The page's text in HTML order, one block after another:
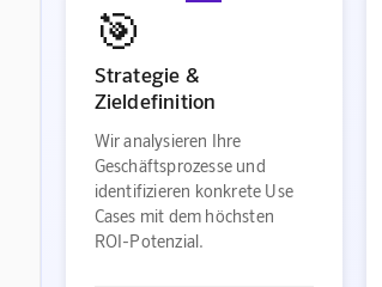
🎯
Strategie &
Zieldefinition
Wir analysieren Ihre
Geschäftsprozesse und
identifizieren konkrete Use
Cases mit dem höchsten
ROI-Potenzial.